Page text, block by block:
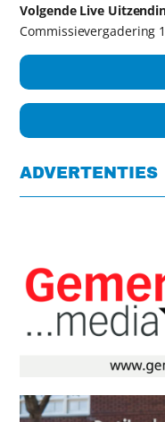
Volgende Live
Commissievergadering
ADVERTENTIES